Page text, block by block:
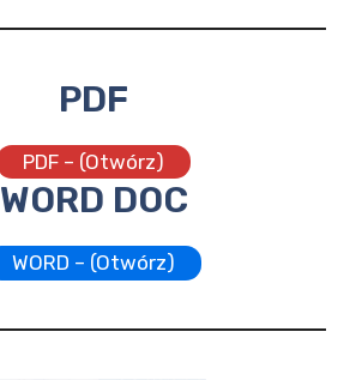
PDF
PDF – (Otwórz)
WORD DOC
WORD – (Otwórz)